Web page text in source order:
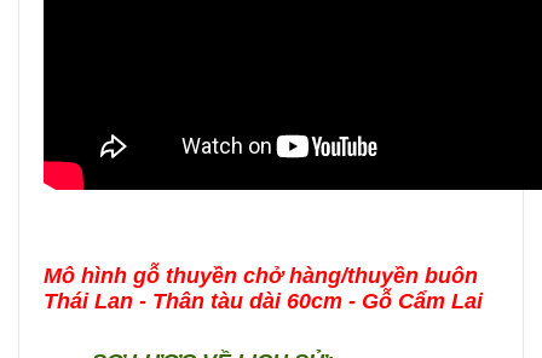
Mô hình gỗ thuyền chở hàng/thuyền buôn
Thái Lan - Thân tàu dài 60cm - Gỗ Cẩm Lai